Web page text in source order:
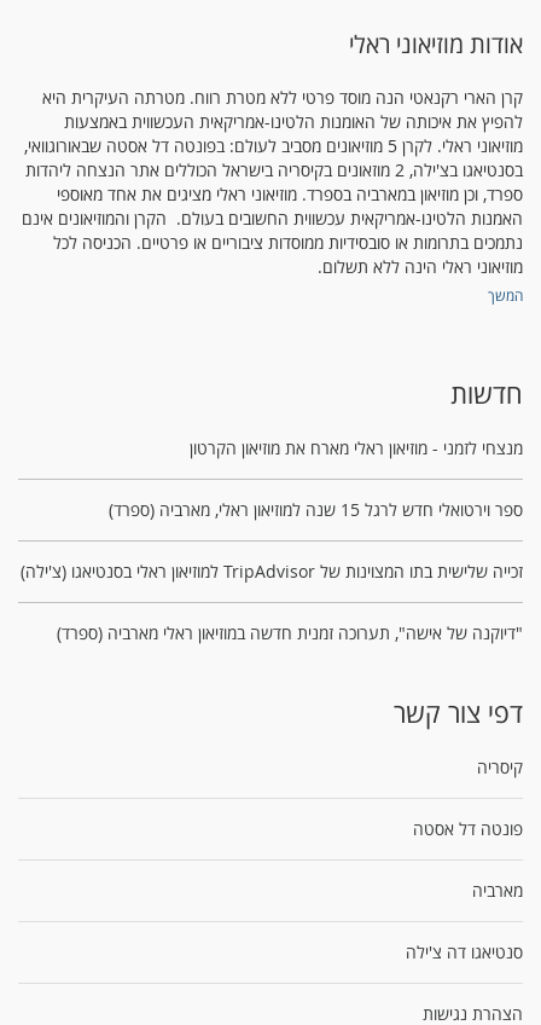
אודות מוזיאוני ראלי
קרן הארי רקנאטי הנה מוסד פרטי ללא מטרת רווח. מטרתה העיקרית היא
להפיץ את איכותה של האומנות הלטינו-אמריקאית העכשווית באמצעות
מוזיאוני ראלי. לקרן 5 מוזיאונים מסביב לעולם: בפונטה דל אסטה שבאורוגוואי,
בסנטיאגו בצ'ילה, 2 מוזאונים בקיסריה בישראל הכוללים אתר הנצחה ליהדות
ספרד, וכן מוזיאון במארביה בספרד. מוזיאוני ראלי מציגים את אחד מאוספי
האמנות הלטינו-אמריקאית עכשווית החשובים בעולם. הקרן והמוזיאונים אינם
נתמכים בתרומות או סובסידיות ממוסדות ציבוריים או פרטיים. הכניסה לכל
מוזיאוני ראלי הינה ללא תשלום.
המשך
חדשות
מנצחי לזמני - מוזיאון ראלי מארח את מוזיאון הקרטון
ספר וירטואלי חדש לרגל 15 שנה למוזיאון ראלי, מארביה (ספרד)
זכייה שלישית בתו המצוינות של TripAdvisor למוזיאון ראלי בסנטיאגו (צ'ילה)
"דיוקנה של אישה", תערוכה זמנית חדשה במוזיאון ראלי מארביה (ספרד)
דפי צור קשר
קיסריה
פונטה דל אסטה
מארביה
סנטיאגו דה צ'ילה
הצהרת נגישות